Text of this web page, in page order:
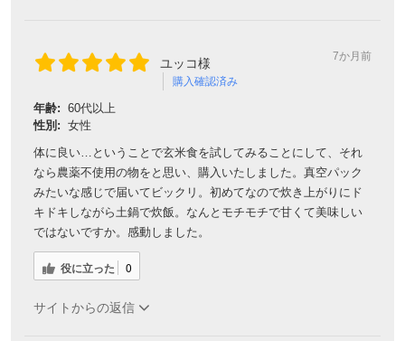
ユッコ様
購入確認済み
7か月前
年齢: 60代以上
性別: 女性
体に良い…ということで玄米食を試してみることにして、それ
なら農薬不使用の物をと思い、購入いたしました。真空パック
みたいな感じで届いてビックリ。初めてなので炊き上がりにド
キドキしながら土鍋で炊飯。なんとモチモチで甘くて美味しい
ではないですか。感動しました。
役に立った 0
サイトからの返信